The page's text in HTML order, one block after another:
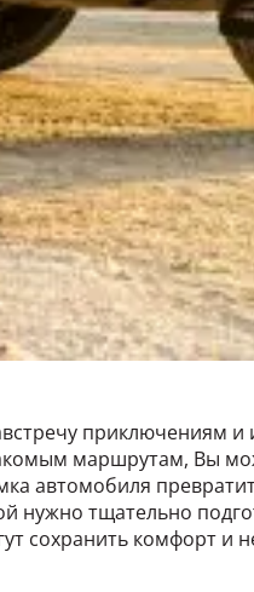
приключениям и
маршрутам, Вы
автомобиля
нужно тщательно
сохранить комфорт и